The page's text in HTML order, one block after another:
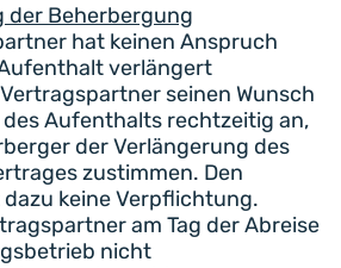
der Beherbergung
hat keinen Anspruch
verlängert
seinen Wunsch
Aufenthalts rechtzeitig an,
der Verlängerung des
zustimmen. Den
keine Verpflichtung.
am Tag der Abreise
nicht